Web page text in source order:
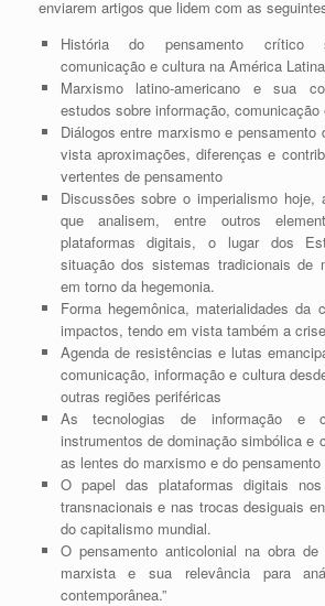
enviarem artigos que lidem com as
História do pensamento crítico
comunicação e cultura na América Latina
Marxismo latino-americano e sua
estudos sobre informação, comunicação
Diálogos entre marxismo e pensamento
vista aproximações, diferenças e
vertentes de pensamento
Discussões sobre o imperialismo hoje,
que analisem, entre outros
plataformas digitais, o lugar dos
situação dos sistemas tradicionais de
em torno da hegemonia.
Forma hegemônica, materialidades da
impactos, tendo em vista também a
Agenda de resistências e lutas
comunicação, informação e cultura
outras regiões periféricas
As tecnologias de informação e
instrumentos de dominação simbólica e
as lentes do marxismo e do
O papel das plataformas digitais
transnacionais e nas trocas desiguais
do capitalismo mundial.
O pensamento anticolonial na obra
marxista e sua relevância para
contemporânea.”